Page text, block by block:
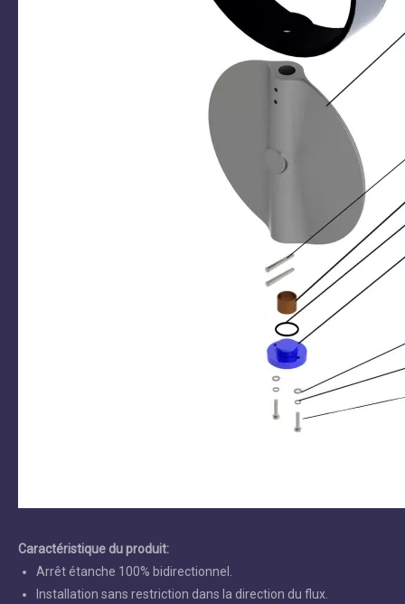
Caractéristique du produit:
Arrêt étanche 100% bidirectionnel.
Installation sans restriction dans la direction du flux.